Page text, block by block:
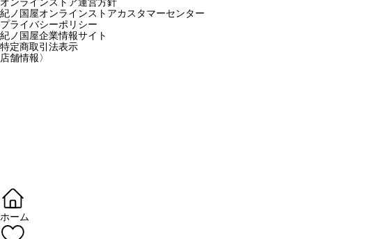
紀ノ国屋オンラインストアカスタマーセンター
プライバシーポリシー
紀ノ国屋企業情報サイト
特定商取引法表示
店舗情報〉
ホーム